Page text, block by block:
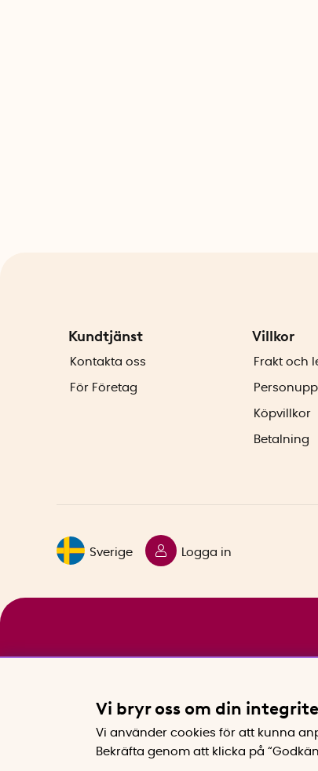
Kundtjänst
Kontakta oss
För Företag
Villkor
Frakt och
Köpvillkor
Betalning
Sverige Logga in
Vi bryr oss om din
Vi använder cookies för att kunna
Bekräfta genom att klicka på